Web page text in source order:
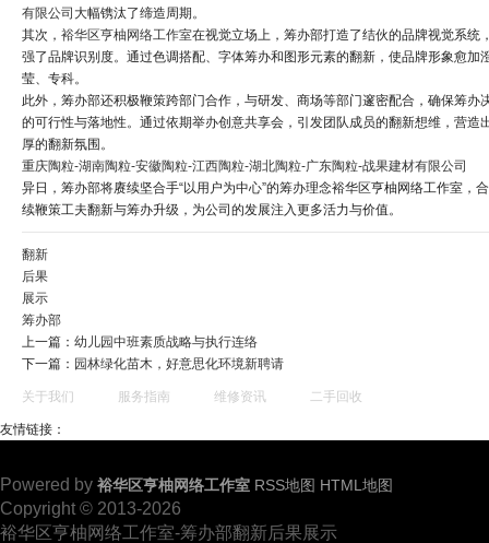
有限公司 大幅镌汰了缔造周期。
其次， 裕华区亨柚网络工作室在视觉立场上，筹办部打造了结伙的品牌视觉系统
强了品牌识别度。通过色调搭配、字体筹办和图形元素的翻新，使品牌形象愈加
莹、专科。
此外，筹办部还积极鞭策跨部门合作，与研发、商场等部门邃密配合，确保筹办
的可行性与落地性。通过依期举办创意共享会，引发团队成员的翻新想维，营造
厚的翻新氛围。
重庆陶粒-湖南陶粒-安徽陶粒-江西陶粒-湖北陶粒-广东陶粒-战果建材有限公司
异日，筹办部将赓续坚合手“以用户为中心”的筹办理念裕华区亨柚网络工作室，
续鞭策工夫翻新与筹办升级，为公司的发展注入更多活力与价值。
翻新
后果
展示
筹办部
上一篇： 幼儿园中班素质战略与执行连络
下一篇： 园林绿化苗木，好意思化环境新聘请
关于我们 服务指南 维修资讯 二手回收
友情链接：
Powered by 裕华区亨柚网络工作室 RSS地图 HTML地图
Copyright © 2013-2026
裕华区亨柚网络工作室-筹办部翻新后果展示